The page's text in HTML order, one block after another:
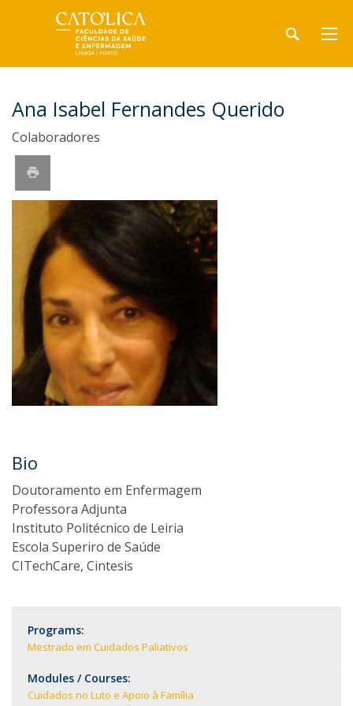
Ana Isabel Fernandes Querido
Colaboradores
Bio
Doutoramento em Enfermagem
Professora Adjunta
Instituto Politécnico de Leiria
Escola Superiro de Saúde
CITechCare, Cintesis
Programs:
Mestrado em Cuidados Paliativos
Modules / Courses:
Cuidados no Luto e Apoio à Família